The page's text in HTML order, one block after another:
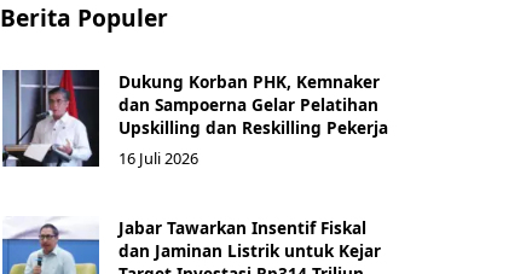
Berita Populer
Dukung Korban PHK, Kemnaker
dan Sampoerna Gelar Pelatihan
Upskilling dan Reskilling Pekerja
16 Juli 2026
Jabar Tawarkan Insentif Fiskal
dan Jaminan Listrik untuk Kejar